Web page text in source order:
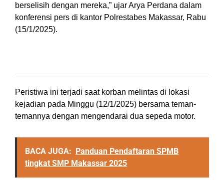
berselisih dengan mereka,” ujar Arya Perdana dalam
konferensi pers di kantor Polrestabes Makassar, Rabu
(15/1/2025).
Peristiwa ini terjadi saat korban melintas di lokasi
kejadian pada Minggu (12/1/2025) bersama teman-
temannya dengan mengendarai dua sepeda motor.
BACA JUGA: Panduan Pendaftaran SPMB
tingkat SMP Makassar 2025